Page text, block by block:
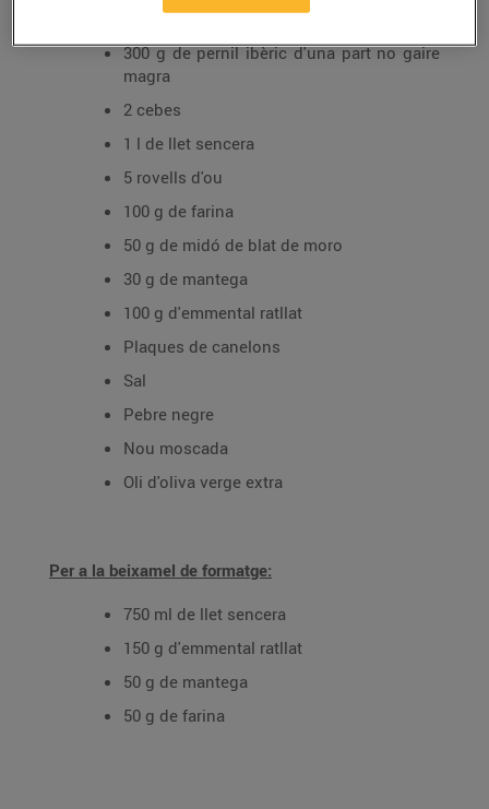
300 g de pernil ibèric d'una part no gaire
magra
2 cebes
1 l de llet sencera
5 rovells d'ou
100 g de farina
50 g de midó de blat de moro
30 g de mantega
100 g d'emmental ratllat
Plaques de canelons
Sal
Pebre negre
Nou moscada
Oli d'oliva verge extra
Per a la beixamel de formatge:
750 ml de llet sencera
150 g d'emmental ratllat
50 g de mantega
50 g de farina